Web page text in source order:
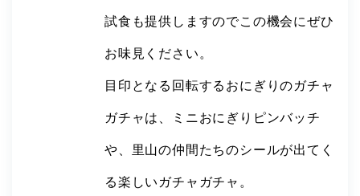
試食も提供しますのでこの機会にぜひ
お味見ください。
目印となる回転するおにぎりのガチャ
ガチャは、ミニおにぎりピンバッチ
や、里山の仲間たちのシールが出てく
る楽しいガチャガチャ。